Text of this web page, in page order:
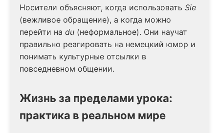
Носители объясняют, когда использовать Sie
(вежливое обращение), а когда можно
перейти на du (неформальное). Они научат
правильно реагировать на немецкий юмор и
понимать культурные отсылки в
повседневном общении.
Жизнь за пределами урока:
практика в реальном мире